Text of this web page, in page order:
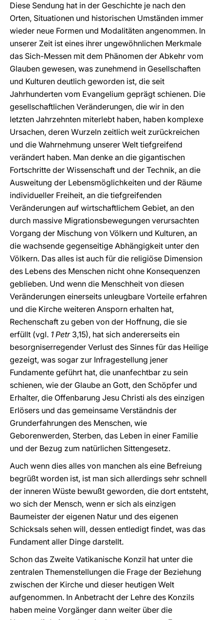
Diese Sendung hat in der Geschichte je nach den
Orten, Situationen und historischen Umständen immer
wieder neue Formen und Modalitäten angenommen. In
unserer Zeit ist eines ihrer ungewöhnlichen Merkmale
das Sich-Messen mit dem Phänomen der Abkehr vom
Glauben gewesen, was zunehmend in Gesellschaften
und Kulturen deutlich geworden ist, die seit
Jahrhunderten vom Evangelium geprägt schienen. Die
gesellschaftlichen Veränderungen, die wir in den
letzten Jahrzehnten miterlebt haben, haben komplexe
Ursachen, deren Wurzeln zeitlich weit zurückreichen
und die Wahrnehmung unserer Welt tiefgreifend
verändert haben. Man denke an die gigantischen
Fortschritte der Wissenschaft und der Technik, an die
Ausweitung der Lebensmöglichkeiten und der Räume
individueller Freiheit, an die tiefgreifenden
Veränderungen auf wirtschaftlichem Gebiet, an den
durch massive Migrationsbewegungen verursachten
Vorgang der Mischung von Völkern und Kulturen, an
die wachsende gegenseitige Abhängigkeit unter den
Völkern. Das alles ist auch für die religiöse Dimension
des Lebens des Menschen nicht ohne Konsequenzen
geblieben. Und wenn die Menschheit von diesen
Veränderungen einerseits unleugbare Vorteile erfahren
und die Kirche weiteren Ansporn erhalten hat,
Rechenschaft zu geben von der Hoffnung, die sie
erfüllt (vgl. 1 Petr 3,15), hat sich andererseits ein
besorgniserregender Verlust des Sinnes für das Heilige
gezeigt, was sogar zur Infragestellung jener
Fundamente geführt hat, die unanfechtbar zu sein
schienen, wie der Glaube an Gott, den Schöpfer und
Erhalter, die Offenbarung Jesu Christi als des einzigen
Erlösers und das gemeinsame Verständnis der
Grunderfahrungen des Menschen, wie
Geborenwerden, Sterben, das Leben in einer Familie
und der Bezug zum natürlichen Sittengesetz.
Auch wenn dies alles von manchen als eine Befreiung
begrüßt worden ist, ist man sich allerdings sehr schnell
der inneren Wüste bewußt geworden, die dort entsteht,
wo sich der Mensch, wenn er sich als einzigen
Baumeister der eigenen Natur und des eigenen
Schicksals sehen will, dessen entledigt findet, was das
Fundament aller Dinge darstellt.
Schon das Zweite Vatikanische Konzil hat unter die
zentralen Themenstellungen die Frage der Beziehung
zwischen der Kirche und dieser heutigen Welt
aufgenommen. In Anbetracht der Lehre des Konzils
haben meine Vorgänger dann weiter über die